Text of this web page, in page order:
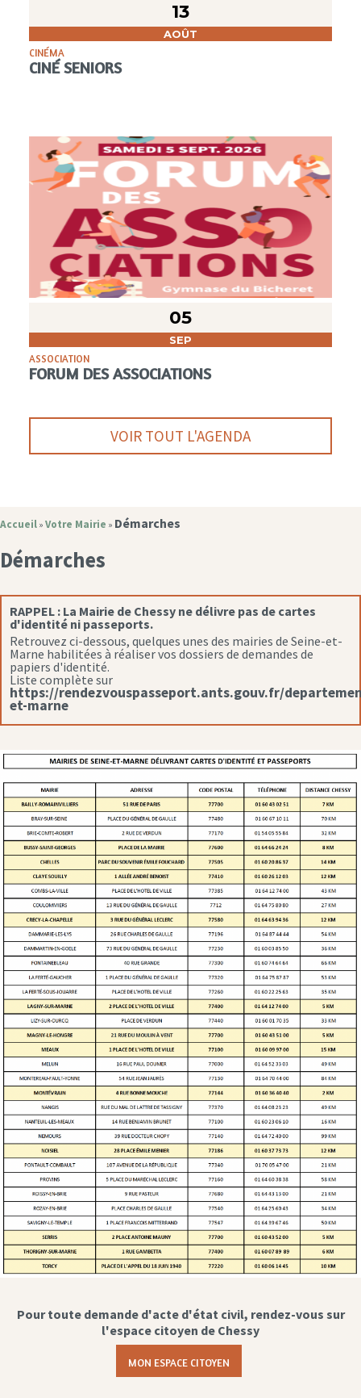
13
AOÛT
CINÉMA
CINÉ SENIORS
05
SEP
ASSOCIATION
FORUM DES ASSOCIATIONS
VOIR TOUT L'AGENDA
Accueil » Votre Mairie » Démarches
Démarches
RAPPEL : La Mairie de Chessy ne délivre pas de cartes
d'identité ni passeports.
Retrouvez ci-dessous, quelques unes des mairies de Seine-et-
Marne habilitées à réaliser vos dossiers de demandes de
papiers d'identité.
Liste complète sur
https://rendezvouspasseport.ants.gouv.fr/
et-marne
Pour toute demande d'acte d'état civil, rendez-vous sur
l'espace citoyen de Chessy
MON ESPACE CITOYEN